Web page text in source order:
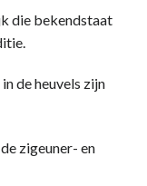
die bekendstaat
de heuvels zijn
zigeuner- en